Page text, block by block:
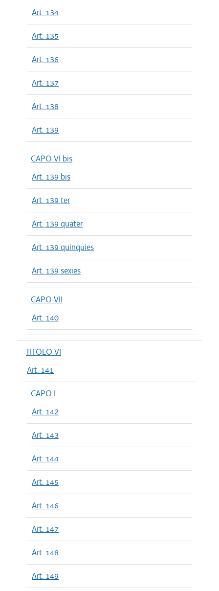
Art. 134
Art. 135
Art. 136
Art. 137
Art. 138
Art. 139
CAPO VI bis
Art. 139 bis
Art. 139 ter
Art. 139 quater
Art. 139 quinquies
Art. 139 sexies
CAPO VII
Art. 140
TITOLO VI
Art. 141
CAPO I
Art. 142
Art. 143
Art. 144
Art. 145
Art. 146
Art. 147
Art. 148
Art. 149